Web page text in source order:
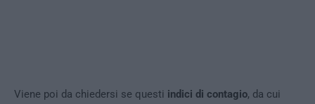
Viene poi da chiedersi se questi indici di contagio, da cui